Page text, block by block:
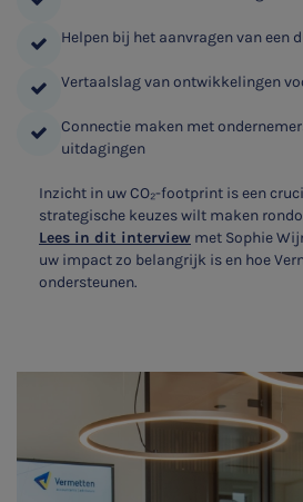
Helpen bij het aanvragen van een
Vertaalslag van ontwikkelingen
Connectie maken met
uitdagingen
Inzicht in uw CO₂-footprint is een
strategische keuzes wilt maken
Lees in dit interview met Sophie
uw impact zo belangrijk is en hoe
ondersteunen.